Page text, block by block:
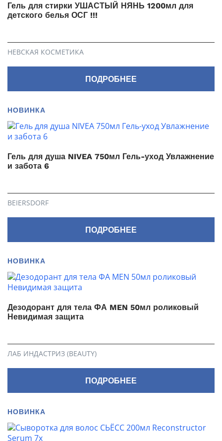
Гель для стирки УШАСТЫЙ НЯНЬ 1200мл для
детского белья ОСГ !!!
НЕВСКАЯ КОСМЕТИКА
ПОДРОБНЕЕ
НОВИНКА
Гель для душа NIVEA 750мл Гель-уход Увлажнение
и забота 6
BEIERSDORF
ПОДРОБНЕЕ
НОВИНКА
Дезодорант для тела ФА MEN 50мл роликовый
Невидимая защита
ЛАБ ИНДАСТРИЗ (BEAUTY)
ПОДРОБНЕЕ
НОВИНКА